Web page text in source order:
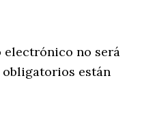
no será
obligatorios están